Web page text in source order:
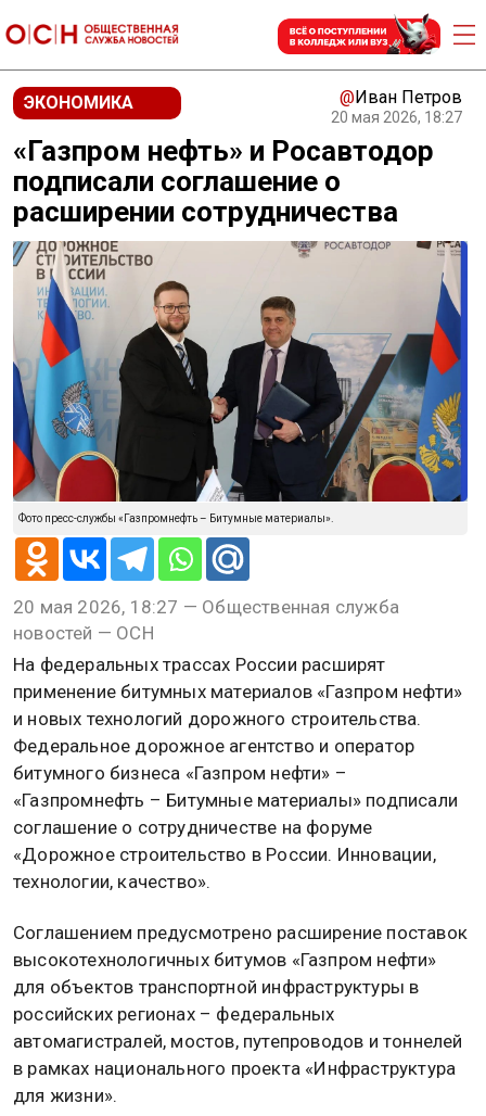
ЭКОНОМИКА @Иван Петров
20 мая 2026, 18:27
«Газпром нефть» и Росавтодор
подписали соглашение о
расширении сотрудничества
Фото пресс-службы «Газпромнефть – Битумные материалы».
20 мая 2026, 18:27 — Общественная служба
новостей — ОСН
На федеральных трассах России расширят
применение битумных материалов «Газпром нефти»
и новых технологий дорожного строительства.
Федеральное дорожное агентство и оператор
битумного бизнеса «Газпром нефти» –
«Газпромнефть – Битумные материалы» подписали
соглашение о сотрудничестве на форуме
«Дорожное строительство в России. Инновации,
технологии, качество».
Соглашением предусмотрено расширение поставок
высокотехнологичных битумов «Газпром нефти»
для объектов транспортной инфраструктуры в
российских регионах – федеральных
автомагистралей, мостов, путепроводов и тоннелей
в рамках национального проекта «Инфраструктура
для жизни».